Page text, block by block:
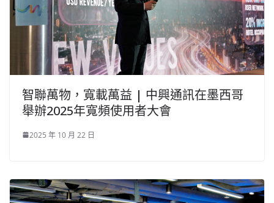
智聯萬物，寬載萬益 | 中興通訊在墨西哥
舉辦2025年寬頻使用者大會
2025 年 10 月 22 日